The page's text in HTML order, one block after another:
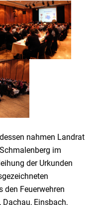
nahmen Landrat
im
der Urkunden
den Feuerwehren
Einsbach,